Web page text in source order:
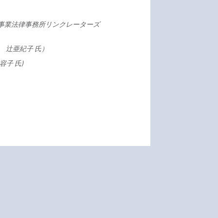
業法律事務所リンクレーターズ
辻亜紀子 氏）
子 氏)